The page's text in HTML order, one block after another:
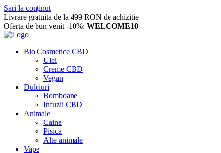
Sari la conținut
Livrare gratuita de la 499 RON de achizitie
Oferta de bun venit -10%: WELCOME10
Bio Cosmetice CBD
Ulei
Creme CBD
Vegan
Dulciuri
Bomboane
Infuzii CBD
Animale
Caine
Pisica
Alte animale
Vape